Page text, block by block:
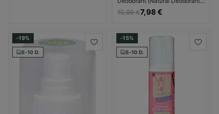
- Dezodorantas Dezodorantas ir
antiperspirantas Moterims
10,99 €7,98 €
-19%
5-10 D.
-15%
5-10 D.